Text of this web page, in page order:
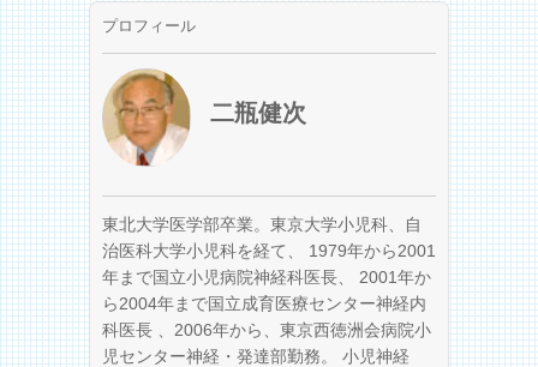
プロフィール
二瓶健次
東北大学医学部卒業。東京大学小児科、自
治医科大学小児科を経て、 1979年から2001
年まで国立小児病院神経科医長、 2001年か
ら2004年まで国立成育医療センター神経内
科医長 、2006年から、東京西徳洲会病院小
児センター神経・発達部勤務。 小児神経